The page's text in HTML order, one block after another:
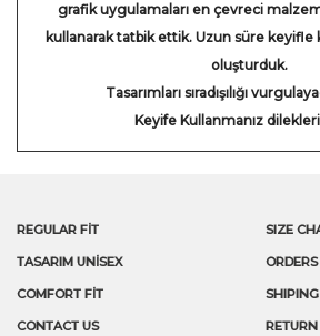
grafik uygulamaları en çevreci
kullanarak tatbik ettik. Uzun süre keyifle
oluşturduk.
Tasarımları sıradışılığı
Keyife Kullanmanız
REGULAR FİT
TASARIM UNİSEX
COMFORT FİT
CONTACT US
SIZE